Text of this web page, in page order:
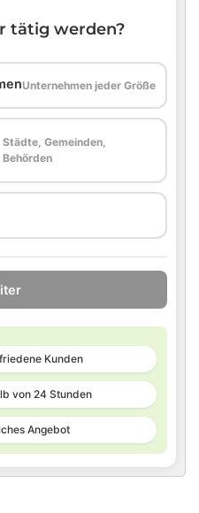
tätig werden?
Unternehmen jeder Größe
Städte, Gemeinden,
Behörden
Kunden
von 24 Stunden
Angebot